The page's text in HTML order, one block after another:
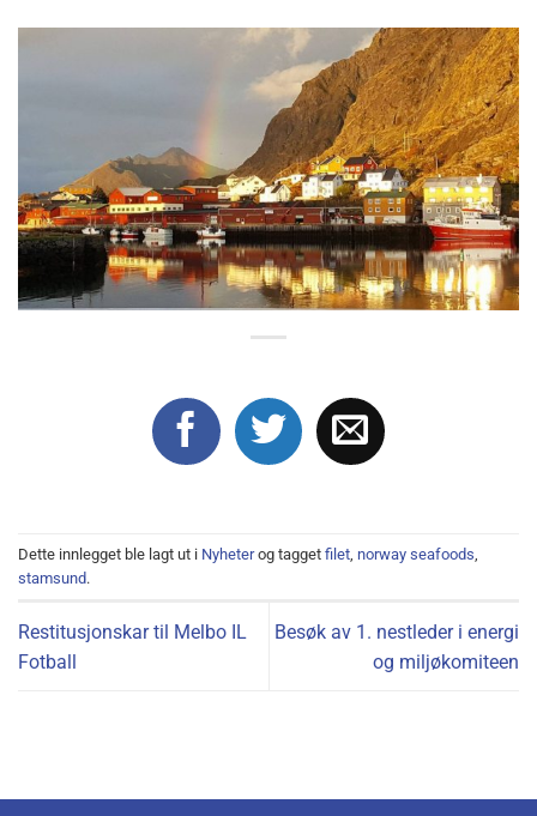
Dette innlegget ble lagt ut i Nyheterog tagget filet norway seafoods
stamsund.
Restitusjonskar til Melbo IL
Fotball
Besøk av 1. nestleder i energi
og miljøkomiteen